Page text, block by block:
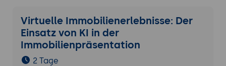
Virtuelle Immobilienerlebnisse: Der
Einsatz von KI in der
Immobilienpräsentation
2 Tage